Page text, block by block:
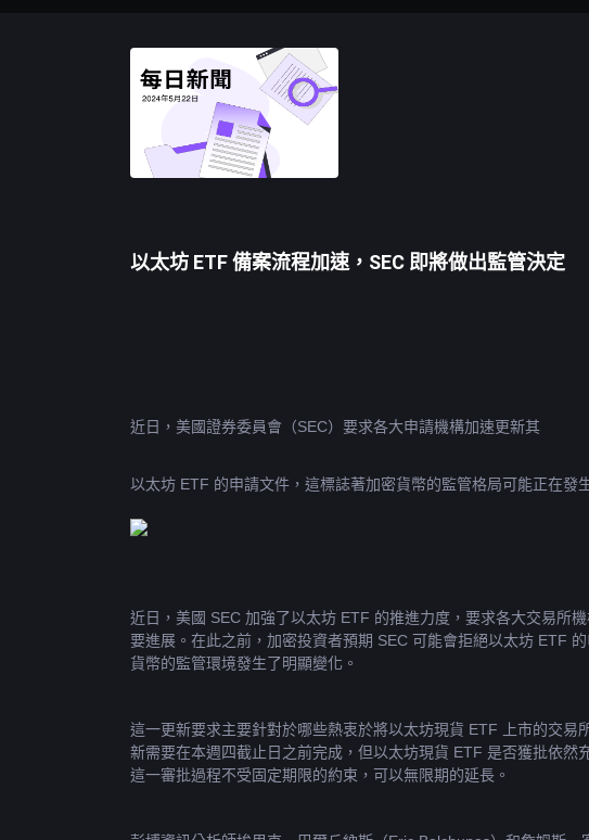
以太坊 ETF 備案流程加速，SEC 即將做出監管決定
近日，美國證券委員會（SEC）要求各大申請機構加速更新其
以太坊 ETF 的申請文件，這標誌著加密貨幣的監管格局可能正在發
近日，美國 SEC 加強了以太坊 ETF 的推進力度，要求各大交易所
要進展。在此之前，加密投資者預期 SEC 可能會拒絕以太坊 ETF
貨幣的監管環境發生了明顯變化。
這一更新要求主要針對於哪些熱衷於將以太坊現貨 ETF 上市的交
新需要在本週四截止日之前完成，但以太坊現貨 ETF 是否獲批依
這一審批過程不受固定期限的約束，可以無限期的延長。